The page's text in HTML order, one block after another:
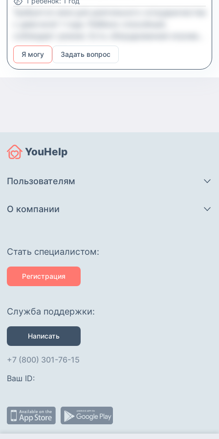
зона. Обязанности всестороннее развитие,
приготовление еды для малышки по меню,
прогулки, поддержание порядка в детской зоне.
Марьино. Рядом парк с игровыми площадками.
образование будет преимуществом!
Я могу Задать вопрос
YouHelp
Пользователям
О компании
Cтать специалистом:
Регистрация
Служба поддержки:
Написать
+7 (800) 301-76-15
Ваш ID: